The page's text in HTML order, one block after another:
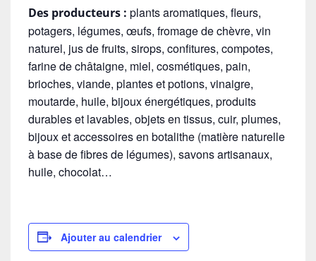
Des producteurs : plants aromatiques, fleurs,
potagers, légumes, œufs, fromage de chèvre, vin
naturel, jus de fruits, sirops, confitures, compotes,
farine de châtaigne, miel, cosmétiques, pain,
brioches, viande, plantes et potions, vinaigre,
moutarde, huile, bijoux énergétiques, produits
durables et lavables, objets en tissus, cuir, plumes,
bijoux et accessoires en botalithe (matière naturelle
à base de fibres de légumes), savons artisanaux,
huile, chocolat…
Ajouter au calendrier